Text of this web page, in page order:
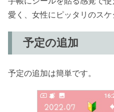
愛く、女性にピッタリのスケ
予定の追加
予定の追加は簡単です。